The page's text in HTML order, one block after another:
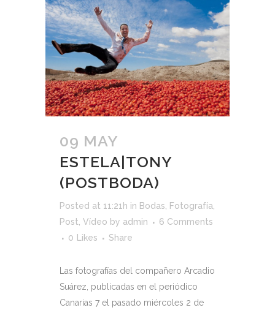
09 MAY
ESTELA|TONY
(POSTBODA)
Posted at 11:21h in Bodas Fotografía
Post Vídeo by admin
6 Comments
0
Likes Share
Las fotografías del compañero Arcadio
Suárez, publicadas en el periódico
Canarias 7 el pasado miércoles 2 de